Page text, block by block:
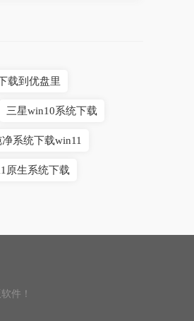
载到优盘里
三星win10系统下载
系统下载win11
原生系统下载
件！